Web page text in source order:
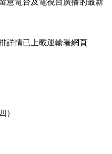
情已上載運輸署網頁
）